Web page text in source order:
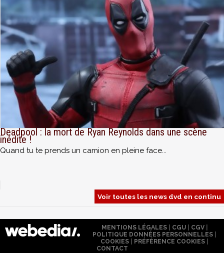
Deadpool : la mort de Ryan Reynolds dans une scène
inédite !
Quand tu te prends un camion en pleine face...
Voir toutes les news dvd en continu
MENTIONS LÉGALES| CGU| CGV|
POLITIQUE DONNÉES PERSONNELLES
COOKIES
PRÉFÉRENCE COOKIES
CONTACT